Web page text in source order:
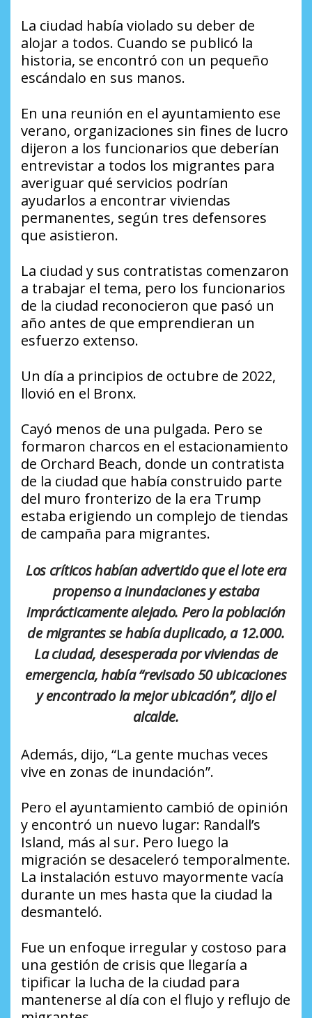
La ciudad había violado su deber de
alojar a todos. Cuando se publicó la
historia, se encontró con un pequeño
escándalo en sus manos.
En una reunión en el ayuntamiento ese
verano, organizaciones sin fines de lucro
dijeron a los funcionarios que deberían
entrevistar a todos los migrantes para
averiguar qué servicios podrían
ayudarlos a encontrar viviendas
permanentes, según tres defensores
que asistieron.
La ciudad y sus contratistas comenzaron
a trabajar el tema, pero los funcionarios
de la ciudad reconocieron que pasó un
año antes de que emprendieran un
esfuerzo extenso.
Un día a principios de octubre de 2022,
llovió en el Bronx.
Cayó menos de una pulgada. Pero se
formaron charcos en el estacionamiento
de Orchard Beach, donde un contratista
de la ciudad que había construido parte
del muro fronterizo de la era Trump
estaba erigiendo un complejo de tiendas
de campaña para migrantes.
Los críticos habían advertido que el lote era
propenso a inundaciones y estaba
imprácticamente alejado. Pero la población
de migrantes se había duplicado, a 12.000.
La ciudad, desesperada por viviendas de
emergencia, había “revisado 50 ubicaciones
y encontrado la mejor ubicación”, dijo el
alcalde.
Además, dijo, “La gente muchas veces
vive en zonas de inundación”.
Pero el ayuntamiento cambió de opinión
y encontró un nuevo lugar: Randall’s
Island, más al sur. Pero luego la
migración se desaceleró temporalmente.
La instalación estuvo mayormente vacía
durante un mes hasta que la ciudad la
desmanteló.
Fue un enfoque irregular y costoso para
una gestión de crisis que llegaría a
tipificar la lucha de la ciudad para
mantenerse al día con el flujo y reflujo de